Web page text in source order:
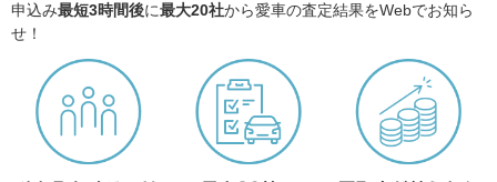
申込み最短3時間後に最大20社から愛車の査定結果をWebでお知ら
せ！